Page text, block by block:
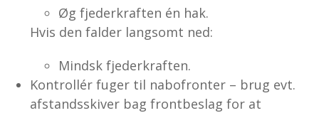
Øg fjederkraften én hak.
Hvis den falder langsomt ned:
Mindsk fjederkraften.
Kontrollér fuger til nabofronter – brug evt.
afstandsskiver bag frontbeslag for at